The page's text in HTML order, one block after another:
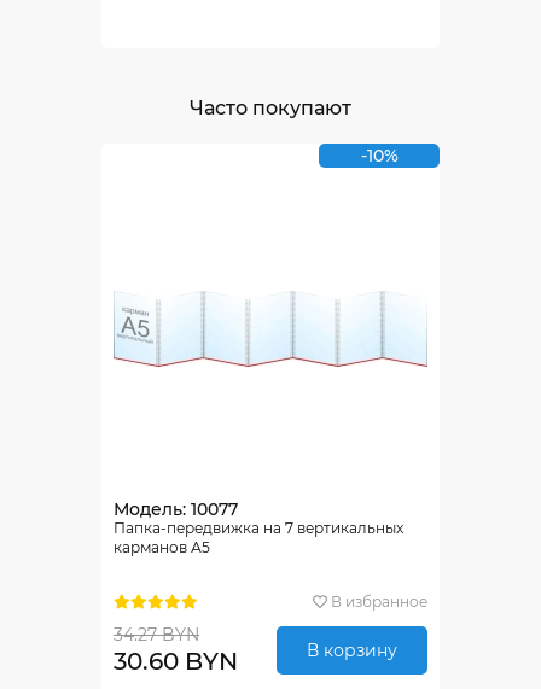
Часто покупают
-10%
Модель: 10077
Папка-передвижка на 7 вертикальных
карманов А5
В избранное
34.27 BYN
30.60 BYN В корзину